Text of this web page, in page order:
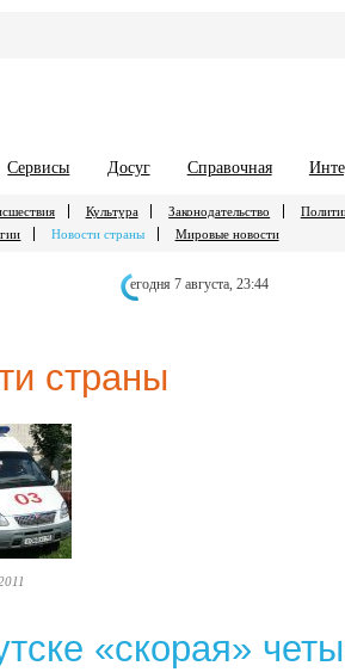
Сервисы Досуг Справочная
Культура Законодательство
Новости страны Мировые новости
егодня 7 августа, 23:44
страны
«скорая»